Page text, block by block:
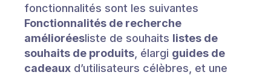
fonctionnalités sont les suivantes
Fonctionnalités de recherche
amélioréesliste de souhaits listes de
souhaits de produits , élargi guides de
cadeaux d’utilisateurs célèbres, et une